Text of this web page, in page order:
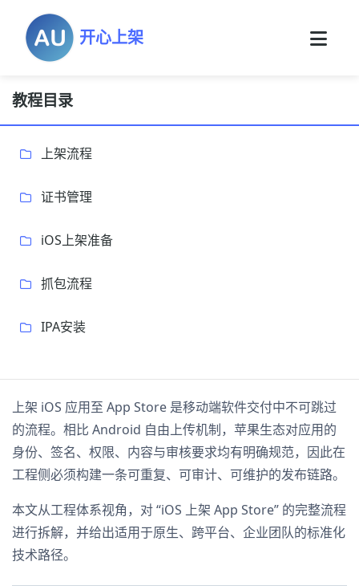
开心上架
教程目录
上架流程
证书管理
iOS上架准备
抓包流程
IPA安装
上架 iOS 应用至 App Store 是移动端软件交付中不可跳过
的流程。相比 Android 自由上传机制，苹果生态对应用的
身份、签名、权限、内容与审核要求均有明确规范，因此在
工程侧必须构建一条可重复、可审计、可维护的发布链路。
本文从工程体系视角，对 “iOS 上架 App Store” 的完整流程
进行拆解，并给出适用于原生、跨平台、企业团队的标准化
技术路径。